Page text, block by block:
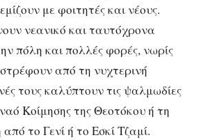
με φοιτητές και νέους.
νεανικό και ταυτόχρονα
πόλη και πολλές φορές, νωρίς
από τη νυχτερινή
τους καλύπτουν τις ψαλμωδίες
Κοίμησης της Θεοτόκου ή τη
το Γενί ή το Εσκί Τζαμί.